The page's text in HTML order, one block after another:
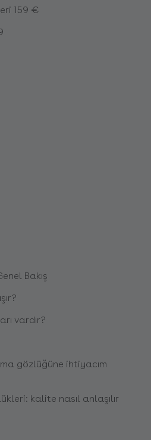
159 €
Bakış
vardır?
gözlüğüne ihtiyacım
kalite nasıl anlaşılır